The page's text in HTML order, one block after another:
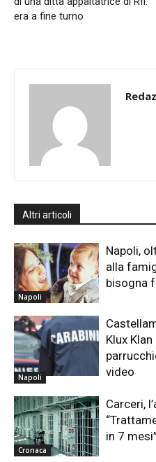
era a fine turno
Altri articoli
Napoli
Napoli,
alla
bisogna
Napoli
Klux
video
Cronaca
Carceri,
in 7 mesi”